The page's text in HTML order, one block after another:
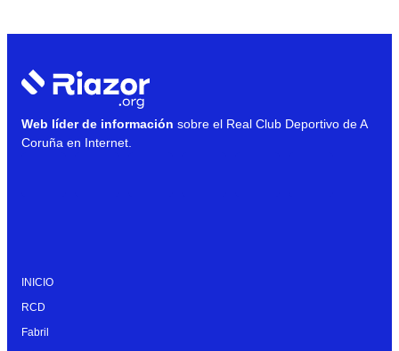
Web líder de información sobre el Real Club Deportivo de A
Coruña en Internet.
INICIO
RCD
Fabril